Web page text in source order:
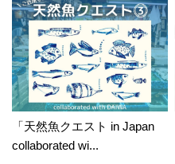
「天然魚クエスト in Japan
collaborated wi...